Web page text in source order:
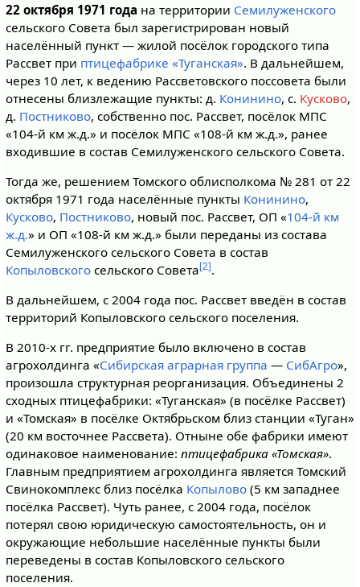
22 октября 1971 года на территории Семилуженского
сельского Со­вета был зарегистрирован новый
населённый пункт — жилой посёлок городского типа
Рассвет при птицефабрике «Туганская». В дальнейшем,
через 10 лет, к ведению Рассветовского поссовета были
отнесены близлежащие пункты: д. Конинино, с. Куско­во,
д. Постниково, собственно пос. Рассвет, посёлок МПС
«104-й км ж.д.» и посёлок МПС «108-й км ж.д.», ранее
входившие в состав Семилуженского сельского Совета.
Тогда же, решением Томского облисполкома № 281 от 22
октября 1971 года населённые пункты Конинино,
Кусково, Постниково, новый пос. Рассвет, ОП «104-й км
ж.д.» и ОП «108-й км ж.д.» были переданы из состава
Семилуженского сельского Совета в состав
Копыловскогосельского Совета[2].
В дальнейшем, с 2004 года пос. Рассвет введён в состав
территорий Копыловского сельского поселения.
В 2010-х гг. предприятие было включено в состав
агрохолдинга «Сибирская аграрная группа — СибАгро»,
произошла структурная реорганизация. Объединены 2
сходных птицефабрики: «Туганская» (в посёлке Рассвет)
и «Томская» в посёлке Октябрьском близ станции «Туган»
(20 км восточнее Рассвета). Отныне обе фабрики имеют
одинаковое наименование: птицефабрика «Томская».
Главным предприятием агрохолдинга является Томский
Свинокомплекс близ посёлка Копылово(5 км западнее
посёлка Рассвет). Чуть ранее, с 2004 года, посёлок
потерял свою юридическую самостоятельность, он и
окружающие небольшие населённые пункты были
переведены в состав Копыловского сельского
поселения.